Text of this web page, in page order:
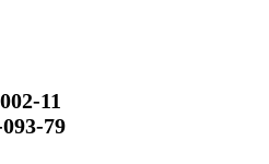
11
79